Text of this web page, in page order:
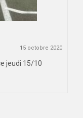
15 octobre 2020
jeudi 15/10